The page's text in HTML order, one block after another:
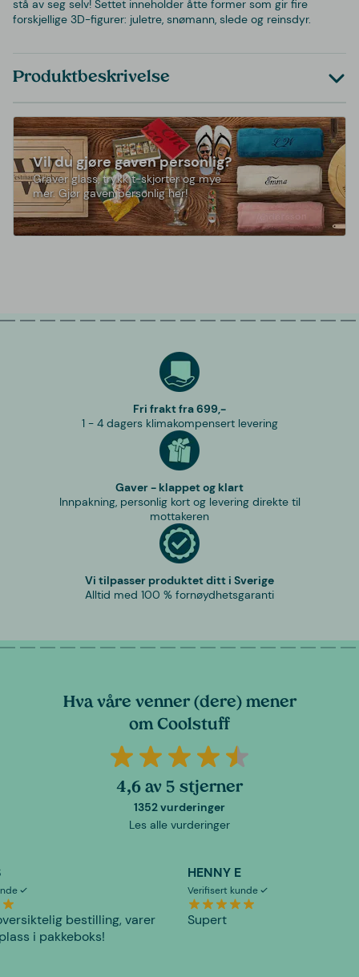
stå av seg selv! Settet inneholder åtte former som gir fire
forskjellige 3D-figurer: juletre, snømann, slede og reinsdyr.
Produktbeskrivelse
Vil du gjøre gaven personlig?
Graver glass, trykk t-skjorter og mye
mer. Gjør gaven personlig her!
Fri frakt fra 699,-
1 - 4 dagers klimakompensert levering
Gaver - klappet og klart
Innpakning, personlig kort og levering direkte til
mottakeren
Vi tilpasser produktet ditt i Sverige
Alltid med 100 % fornøydhetsgaranti
Hva våre venner (dere) mener
om Coolstuff
4,6 av 5 stjerner
1352 vurderinger
Les alle vurderinger
bestilling, varer
i pakkeboks!
HENNY E
Verifisert kunde
Supert